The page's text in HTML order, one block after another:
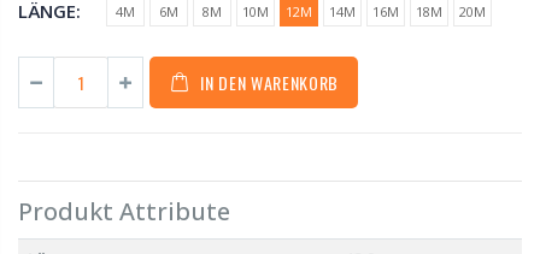
LÄNGE: 4M 6M 8M 10M 12M 14M 16M 18M 20M
IN DEN WARENKORB
Produkt Attribute